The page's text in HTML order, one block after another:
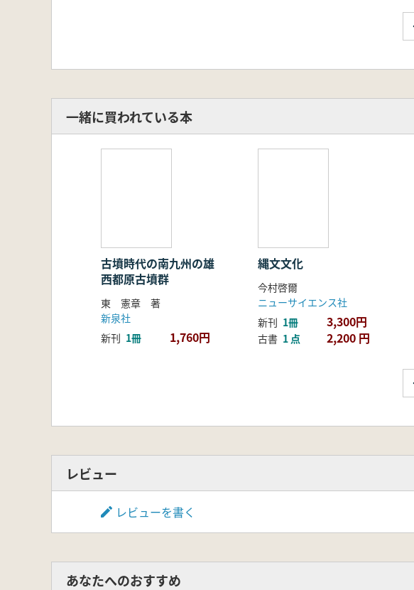
一緒に買われている本
古墳時代の南九州の雄
西都原古墳群
東 憲章 著
新泉社
新刊 1冊 1,760円
縄文文化
今村啓爾
ニューサイエンス社
新刊 1冊 3,300円
古書 1 点 2,200 円
レビュー
レビューを書く
あなたへのおすすめ